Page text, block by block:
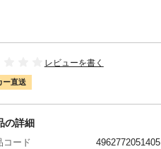
レビューを書く
ー直送
の詳細
コード
4962772051405